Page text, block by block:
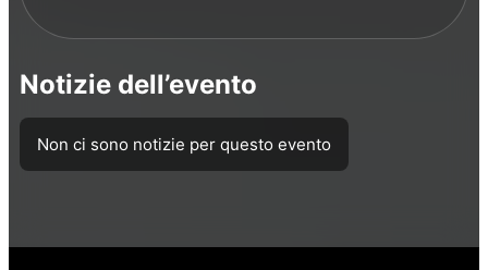
Notizie dell’evento
Non ci sono notizie per questo evento